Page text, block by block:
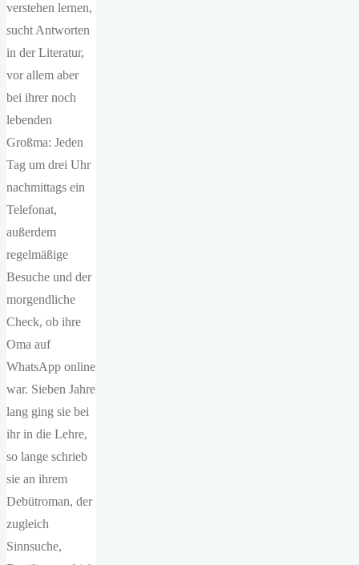
verstehen lernen,
sucht Antworten
in der Literatur,
vor allem aber
bei ihrer noch
lebenden
Großma: Jeden
Tag um drei Uhr
nachmittags ein
Telefonat,
außerdem
regelmäßige
Besuche und der
morgendliche
Check, ob ihre
Oma auf
WhatsApp online
war. Sieben Jahre
lang ging sie bei
ihr in die Lehre,
so lange schrieb
sie an ihrem
Debütroman, der
zugleich
Sinnsuche,